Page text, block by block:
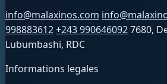
info@malaxinos.com
998883612+243 9906460927680,
Lubumbashi, RDC
Informations legales